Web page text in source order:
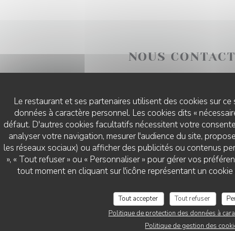
Le restaurant et ses partenaires utilisent des cookies sur
données à caractère personnel. Les cookies dits «
défaut. D'autres cookies facultatifs nécessitent votre
analyser votre navigation, mesurer l'audience du site,
les réseaux sociaux) ou afficher des publicités ou contenus
», « Tout refuser » ou « Personnaliser » pour gérer vos
tout moment en cliquant sur l'icône représentant un
Tout accepter Tout refuser
Politique de protection des données à
Politique de gestion des
NOUS
Remplissez le formulaire ci-
LE DERNIER